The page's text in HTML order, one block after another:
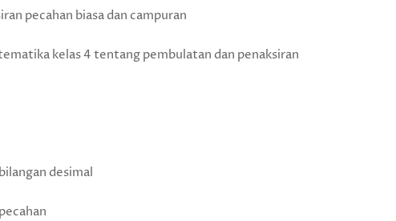
pecahan biasa dan campuran
kelas 4 tentang pembulatan dan penaksiran
desimal